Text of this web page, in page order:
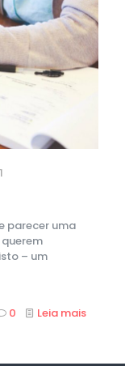
parecer uma
– um
0 Leia mais